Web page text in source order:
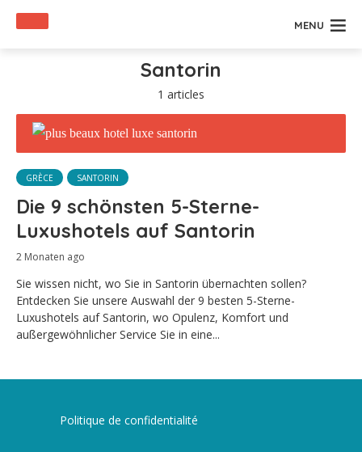
MENU
Santorin
1 articles
GRÈCE SANTORIN
Die 9 schönsten 5-Sterne-
Luxushotels auf Santorin
2 Monaten ago
Sie wissen nicht, wo Sie in Santorin übernachten sollen?
Entdecken Sie unsere Auswahl der 9 besten 5-Sterne-
Luxushotels auf Santorin, wo Opulenz, Komfort und
außergewöhnlicher Service Sie in eine...
Politique de confidentialité